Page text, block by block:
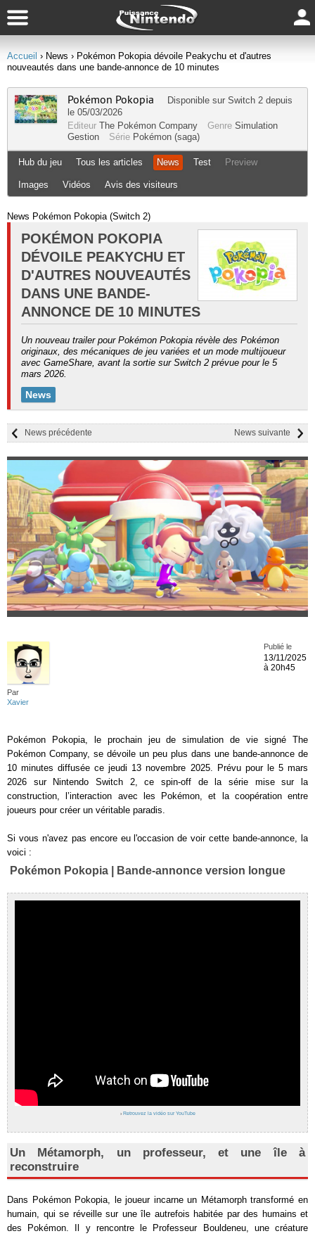
Accueil › News › Pokémon Pokopia dévoile Peakychu et d'autres
nouveautés dans une bande-annonce de 10 minutes
Pokémon Pokopia Disponible sur Switch 2 depuis
le 05/03/2026
Editeur The Pokémon Company Genre Simulation
Gestion
Série Pokémon (saga)
Hub du jeu Tous les articles News Test Preview
Images Vidéos Avis des visiteurs
News Pokémon Pokopia (Switch 2)
POKÉMON POKOPIA
DÉVOILE PEAKYCHU ET
D'AUTRES NOUVEAUTÉS
DANS UNE BANDE-
ANNONCE DE 10 MINUTES
Un nouveau trailer pour Pokémon Pokopia révèle des Pokémon
originaux, des mécaniques de jeu variées et un mode multijoueur
avec GameShare, avant la sortie sur Switch 2 prévue pour le 5
mars 2026.
News
News suivante
News précédente
Par
Xavier
Publié le
13/11/2025
à 20h45
Pokémon Pokopia, le prochain jeu de simulation de vie signé The
Pokémon Company, se dévoile un peu plus dans une bande-annonce de
10 minutes diffusée ce jeudi 13 novembre 2025. Prévu pour le 5 mars
2026 sur Nintendo Switch 2, ce spin-off de la série mise sur la
construction, l’interaction avec les Pokémon, et la coopération entre
joueurs pour créer un véritable paradis.
Si vous n'avez pas encore eu l'occasion de voir cette bande-annonce, la
voici :
Pokémon Pokopia | Bande-annonce version longue
› Retrouvez la vidéo sur YouTube
Un Métamorph, un professeur, et une île à
reconstruire
Dans Pokémon Pokopia, le joueur incarne un Métamorph transformé en
humain, qui se réveille sur une île autrefois habitée par des humains et
des Pokémon. Il y rencontre le Professeur Bouldeneu, une créature